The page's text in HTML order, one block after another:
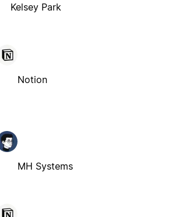
Kelsey Park
Notion
MH Systems